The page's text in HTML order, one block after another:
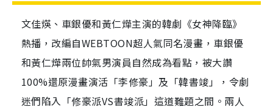
文佳煐、車銀優和黃仁燁主演的韓劇《女神降臨》
熱播，改編自WEBTOON超人氣同名漫畫，車銀優
和黃仁燁兩位帥氣男演員自然成為看點，被大讚
100%還原漫畫演活「李修豪」及「韓書竣」，令劇
迷們陷入「修豪派VS書竣派」這道難題之間。兩人